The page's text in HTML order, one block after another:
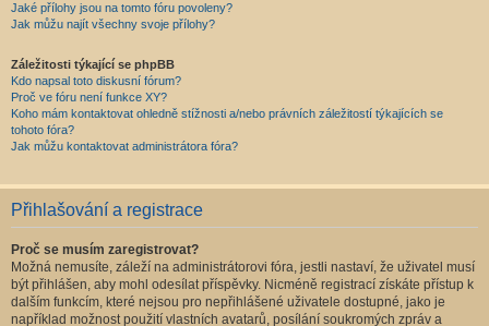
Jaké přílohy jsou na tomto fóru povoleny?
Jak můžu najít všechny svoje přílohy?
Záležitosti týkající se phpBB
Kdo napsal toto diskusní fórum?
Proč ve fóru není funkce XY?
Koho mám kontaktovat ohledně stížnosti a/nebo právních záležitostí týkajících se
tohoto fóra?
Jak můžu kontaktovat administrátora fóra?
Přihlašování a registrace
Proč se musím zaregistrovat?
Možná nemusíte, záleží na administrátorovi fóra, jestli nastaví, že uživatel musí
být přihlášen, aby mohl odesílat příspěvky. Nicméně registrací získáte přístup k
dalším funkcím, které nejsou pro nepřihlášené uživatele dostupné, jako je
například možnost použití vlastních avatarů, posílání soukromých zpráv a